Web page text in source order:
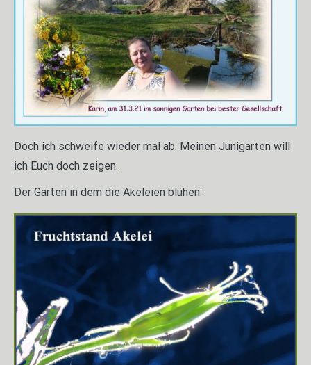
Doch ich schweife wieder mal ab. Meinen Junigarten will
ich Euch doch zeigen.
Der Garten in dem die Akeleien blühen: